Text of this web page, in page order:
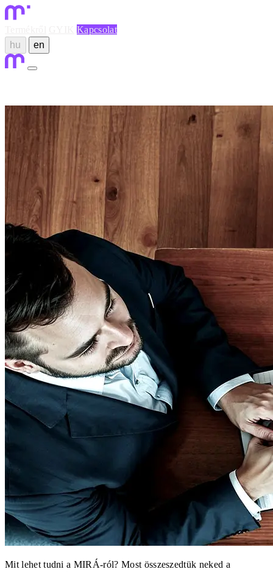
Kapcsolat
hu
en
Mit lehet tudni a MIRÁ-ról? Most összeszedtük neked a